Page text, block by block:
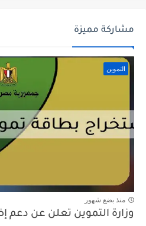
مشاركة مميزة
التموين
منذ بضع شهور